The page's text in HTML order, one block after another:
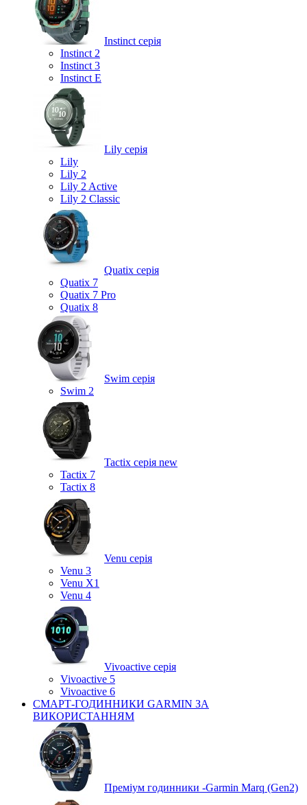
Instinct серія
Instinct 2
Instinct 3
Instinct E
Lily серія
Lily
Lily 2
Lily 2 Active
Lily 2 Classic
Quatix серія
Quatix 7
Quatix 7 Pro
Quatix 8
Swim серія
Swim 2
Tactix серія new
Tactix 7
Tactix 8
Venu серія
Venu 3
Venu X1
Venu 4
Vivoactive серія
Vivoactive 5
Vivoactive 6
СМАРТ-ГОДИННИКИ GARMIN ЗА
ВИКОРИСТАННЯМ
Преміум годинники -Garmin Marq (Gen2)